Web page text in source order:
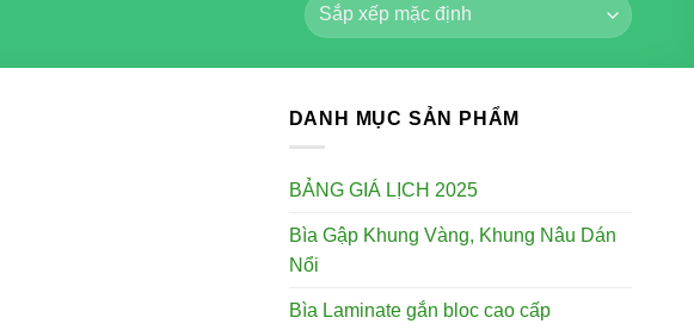
DANH MỤC SẢN PHẨM
BẢNG GIÁ LỊCH 2025
Bìa Gập Khung Vàng, Khung Nâu Dán
Nổi
Bìa Laminate gắn bloc cao cấp